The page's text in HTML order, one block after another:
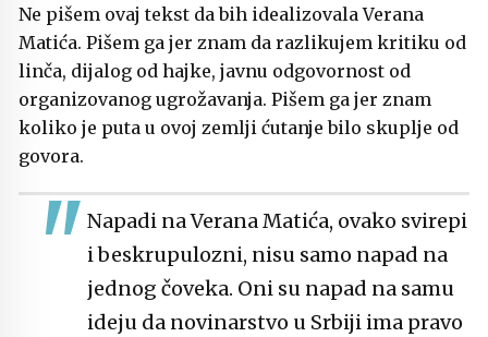
Ne pišem ovaj tekst da bih idealizovala Verana
Matića. Pišem ga jer znam da razlikujem kritiku od
linča, dijalog od hajke, javnu odgovornost od
organizovanog ugrožavanja. Pišem ga jer znam
koliko je puta u ovoj zemlji ćutanje bilo skuplje od
govora.
Napadi na Verana Matića, ovako svirepi
i beskrupulozni, nisu samo napad na
jednog čoveka. Oni su napad na samu
ideju da novinarstvo u Srbiji ima pravo